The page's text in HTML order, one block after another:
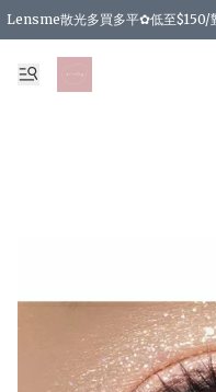
Lensme散光多買多平✿低至$150/
台灣Karacon⁩✧日拋 特價清貨❁⃘
日本韓國多款日/月拋現貨☼ 特價❤︎
🇰🇷韓國多款月拋現貨 特價兩對
精選商品，任選買2件或以上9 折
精選商品，任選買2件HKD
精選商品，任選買2件HKD
精選商品，任選買2件HKD 110.00
精選商品，任選買2件HKD 170.00
精選商品，任選買2件或以上減
精選商品，任選買2件或以上減
精選商品，任選買2件或以上95
精選商品，任選買12件或以上87 折
精選商品，任選買2件或以上減
精選商品，任選買2件或以上95
購物滿 HKD 800.00即享免運費優